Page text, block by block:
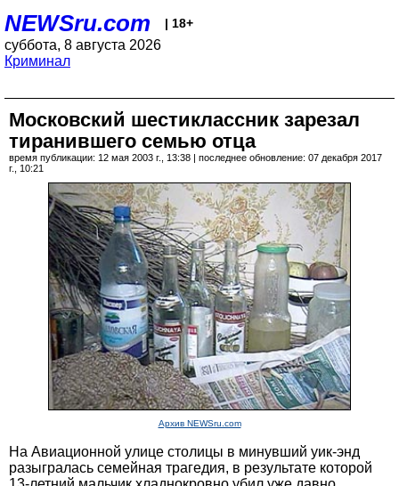
NEWSru.com | 18+
суббота, 8 августа 2026
Криминал
Московский шестиклассник зарезал
тиранившего семью отца
время публикации: 12 мая 2003 г., 13:38 | последнее обновление: 07 декабря 2017
г., 10:21
Архив NEWSru.com
На Авиационной улице столицы в минувший уик-энд
разыгралась семейная трагедия, в результате которой